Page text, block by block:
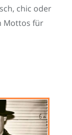
chic oder
Mottos für